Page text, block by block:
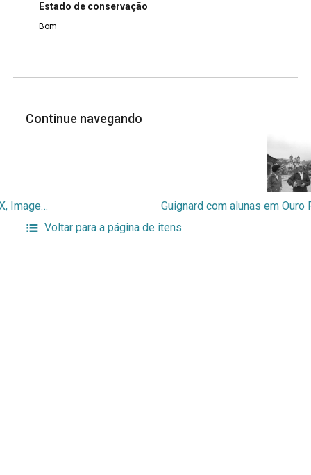
Estado de conservação
Bom
Continue navegando
Guignard com alunos em Ouro Preto, Século XX, Imagem fotográfica (digital)
Voltar para a página de itens